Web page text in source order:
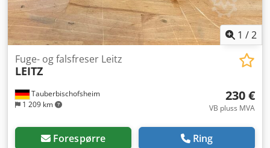
1 /2
Tauberbischofsheim
1 209 km
Fuge- og falsfreser Leitz
LEITZ
230 €
VB pluss MVA
Forespørre Ring